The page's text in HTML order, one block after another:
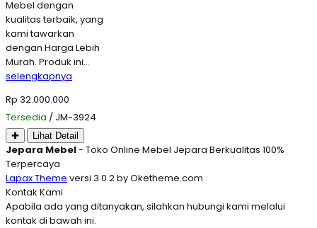
Mebel dengan
kualitas terbaik, yang
kami tawarkan
dengan Harga Lebih
Murah. Produk ini…
selengkapnya
Rp 32.000.000
Tersedia / JM-3924
✚ Lihat Detail
Jepara Mebel- Toko Online Mebel Jepara Berkualitas 100%
Terpercaya
Lapax Theme versi 3.0.2 by Oketheme.com
Kontak Kami
Apabila ada yang ditanyakan, silahkan hubungi kami melalui
kontak di bawah ini.